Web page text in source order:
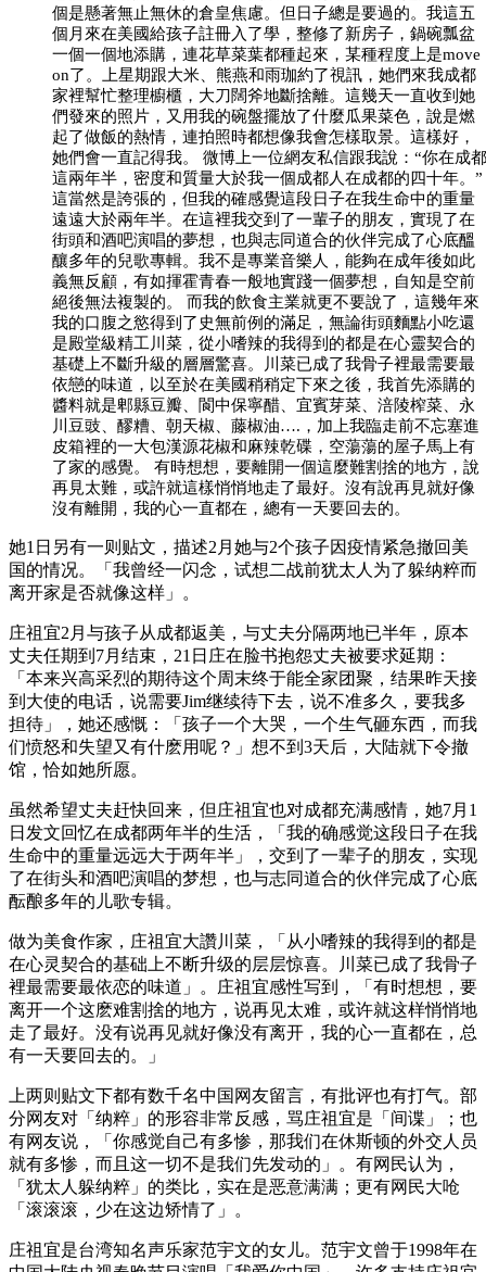
個是懸著無止無休的倉皇焦慮。但日子總是要過的。我這五
個月來在美國給孩子註冊入了學，整修了新房子，鍋碗瓢盆
一個一個地添購，連花草菜葉都種起來，某種程度上是move
on了。上星期跟大米、熊燕和雨珈約了視訊，她們來我成都
家裡幫忙整理櫥櫃，大刀闊斧地斷捨離。這幾天一直收到她
們發來的照片，又用我的碗盤擺放了什麼瓜果菜色，說是燃
起了做飯的熱情，連拍照時都想像我會怎樣取景。這樣好，
她們會一直記得我。 微博上一位網友私信跟我說：“你在成都
這兩年半，密度和質量大於我一個成都人在成都的四十年。”
這當然是誇張的，但我的確感覺這段日子在我生命中的重量
遠遠大於兩年半。在這裡我交到了一輩子的朋友，實現了在
街頭和酒吧演唱的夢想，也與志同道合的伙伴完成了心底醞
釀多年的兒歌專輯。我不是專業音樂人，能夠在成年後如此
義無反顧，有如揮霍青春一般地實踐一個夢想，自知是空前
絕後無法複製的。 而我的飲食主業就更不要說了，這幾年來
我的口腹之慾得到了史無前例的滿足，無論街頭麵點小吃還
是殿堂級精工川菜，從小嗜辣的我得到的都是在心靈契合的
基礎上不斷升級的層層驚喜。川菜已成了我骨子裡最需要最
依戀的味道，以至於在美國稍稍定下來之後，我首先添購的
醬料就是郫縣豆瓣、閬中保寧醋、宜賓芽菜、涪陵榨菜、永
川豆豉、醪糟、朝天椒、藤椒油….，加上我臨走前不忘塞進
皮箱裡的一大包漢源花椒和麻辣乾碟，空蕩蕩的屋子馬上有
了家的感覺。 有時想想，要離開一個這麼難割捨的地方，說
再見太難，或許就這樣悄悄地走了最好。沒有說再見就好像
沒有離開，我的心一直都在，總有一天要回去的。
她1日另有一则贴文，描述2月她与2个孩子因疫情紧急撤回美
国的情况。「我曾经一闪念，试想二战前犹太人为了躲纳粹而
离开家是否就像这样」。
庄祖宜2月与孩子从成都返美，与丈夫分隔两地已半年，原本
丈夫任期到7月结束，21日庄在脸书抱怨丈夫被要求延期：
「本来兴高采烈的期待这个周末终于能全家团聚，结果昨天接
到大使的电话，说需要Jim继续待下去，说不准多久，要我多
担待」，她还感慨：「孩子一个大哭，一个生气砸东西，而我
们愤怒和失望又有什麽用呢？」想不到3天后，大陆就下令撤
馆，恰如她所愿。
虽然希望丈夫赶快回来，但庄祖宜也对成都充满感情，她7月1
日发文回忆在成都两年半的生活，「我的确感觉这段日子在我
生命中的重量远远大于两年半」，交到了一辈子的朋友，实现
了在街头和酒吧演唱的梦想，也与志同道合的伙伴完成了心底
酝酿多年的儿歌专辑。
做为美食作家，庄祖宜大讚川菜，「从小嗜辣的我得到的都是
在心灵契合的基础上不断升级的层层惊喜。川菜已成了我骨子
裡最需要最依恋的味道」。庄祖宜感性写到，「有时想想，要
离开一个这麽难割捨的地方，说再见太难，或许就这样悄悄地
走了最好。没有说再见就好像没有离开，我的心一直都在，总
有一天要回去的。」
上两则贴文下都有数千名中国网友留言，有批评也有打气。部
分网友对「纳粹」的形容非常反感，骂庄祖宜是「间谍」；也
有网友说，「你感觉自己有多惨，那我们在休斯顿的外交人员
就有多惨，而且这一切不是我们先发动的」。有网民认为，
「犹太人躲纳粹」的类比，实在是恶意满满；更有网民大呛
「滚滚滚，少在这边矫情了」。
庄祖宜是台湾知名声乐家范宇文的女儿。范宇文曾于1998年在